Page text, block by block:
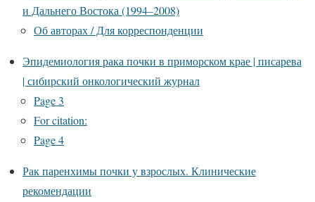
и Дальнего Востока (1994–2008)
Об авторах / Для корреспонденции
Эпидемиология рака почки в приморском крае | писарева
| сибирский онкологический журнал
Page 3
For citation:
Page 4
Рак паренхимы почки у взрослых. Клинические
рекомендации